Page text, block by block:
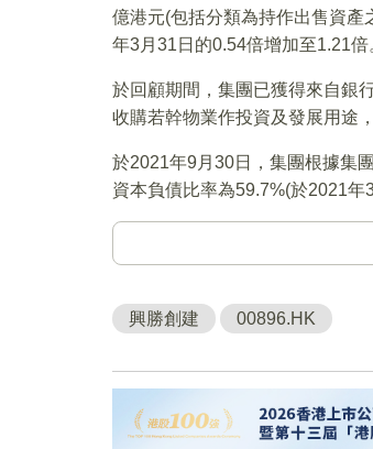
億港元(包括分類為持作出售資產
年3月31日的0.54倍增加至1.21倍
於回顧期間，集團已獲得來自銀
收購若幹物業作投資及發展用途
於2021年9月30日，集團根據集
資本負債比率為59.7%(於2021年
興勝創建 00896.HK